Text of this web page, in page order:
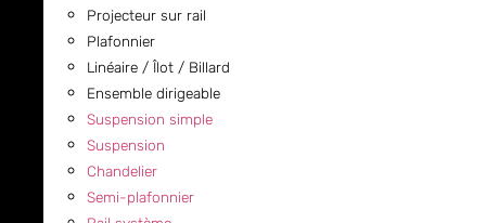
Projecteur sur rail
Plafonnier
Linéaire / Îlot / Billard
Ensemble dirigeable
Suspension simple
Suspension
Chandelier
Semi-plafonnier